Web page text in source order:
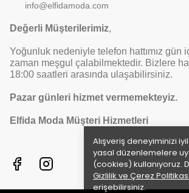
Alışveriş deneyiminizi
yasal düzenlemelere
(cookies) kullanıyoruz.
Gizlilik ve Çerez Politikası
erişebilirsiniz.
info@elfidamoda.com
Değerli Müşterilerimiz,
Yoğunluk nedeniyle telefon hattımız gün
zaman meşgul çalabilmektedir. Bizlere
18:00 saatleri arasında ulaşabilirsiniz.
Pazar günleri hizmet vermemekteyiz.
Elfida Moda Müşteri Hizmetleri